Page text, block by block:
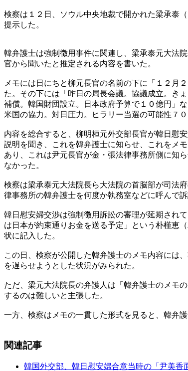
検察は１２日、ソウル中央地裁で開かれた梁承泰
提示した。
韓弁護士は強制徴用事件に関連し、梁承泰元大法
官から聞いたと推定される内容を書いた。
メモには日にちと柳元長官の名前の下に「１２
た。その下には「昨日の局長会議。協議成立。き
補償。韓国財団設立。日本政府予算で１０億円」
米国の協力。対日圧力。ヒラリー当選の可能性７
内容を総合すると、柳明桓元外交部長官が韓日慰
説明を聞き、これを韓弁護士に知らせ、これをメ
あり、これは尹元長官が金・張法律事務所側に知
なかった。
検察は梁承泰元大法院長ら大法院の首脳部が司法
律事務所の韓弁護士を何度か執務室などに呼んで
韓日慰安婦交渉は強制徴用訴訟の審理が延期され
は日本が約束通りお金を送る予定」という朴槿恵
状に記入した。
この日、検察が公開した韓弁護士のメモ内容には
を遅らせようとした状況がみられた。
ただ、梁元大法院長の弁護人は「韓弁護士のメモ
するのは難しいと主張した。
一方、検察はメモの一貫した形式を見ると、韓弁
関連記事
韓国外交部、韓日慰安婦合意当時の「尹美香